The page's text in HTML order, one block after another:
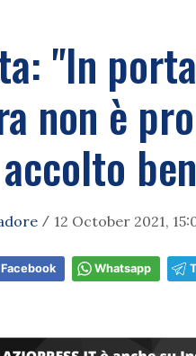
"In
non è
/ 12 October 2021,
Facebook Whatsapp